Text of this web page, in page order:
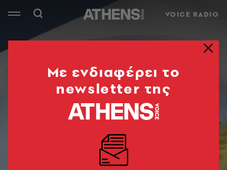
VOICE RADIO
Mε ενδιαφέρει το
newsletter της